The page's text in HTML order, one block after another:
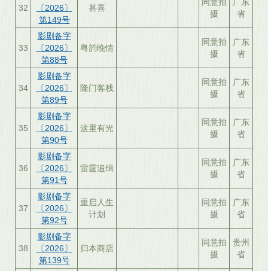
32
〔2026〕
第149号
甚喜
摄
省
33
影剧备字
〔2026〕
第88号
粤韵晚情
同意拍
摄
广东
省
34
影剧备字
〔2026〕
第89号
隆门客栈
同意拍
摄
广东
省
35
影剧备字
〔2026〕
第90号
这里有光
同意拍
摄
广东
省
36
影剧备字
〔2026〕
第91号
雷霆追缉
同意拍
摄
广东
省
37
影剧备字
〔2026〕
第92号
重启人生
计划
同意拍
摄
广东
省
38
影剧备字
〔2026〕
第139号
归本商店
同意拍
摄
贵州
省